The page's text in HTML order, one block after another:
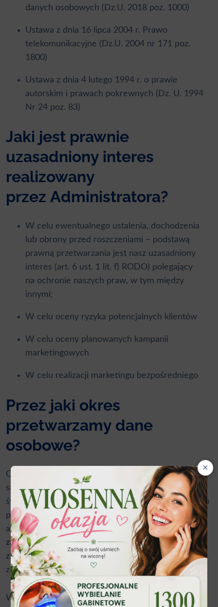
danych osobowych (Dz.U. 2018 poz. 1000)
Ustawa z dnia 16 lipca 2004 r. Prawo
telekomunikacyjne (Dz.U. 2004 nr 171 poz.
1800)
Ustawa z dnia 4 lutego 1994 r. o prawie
autorskim i prawach pokrewnych (Dz. U. 1994
Nr 24 poz. 83)
Jaki jest prawnie
uzasadniony interes
realizowany
przez Administratora?
W celu ewentualnego ustalenia, dochodzenia
lub obrony przed roszczeniami – podstawą
prawną przetwarzania jest nasz uzasadniony
interes (art. 6 ust. 1 lit. f) RODO) polegający
na ochronie naszych praw, w tym między
innymi;
W celu oceny ryzyka potencjalnych klientów
W celu oceny planowanych kampanii
marketingowych
W celu realizacji marketingu bezpośredniego
Przez jaki okres
przetwarzamy dane
osobowe?
Co do zasady, wskazane dane osobowe
są przechowywane wyłącznie przez okres
świadczenia usługi w ramach prowadzonego serwisu
przez Administratora. Są one usuwane lub
anonimizowane w okresie do30 dni od chwili
zakończenia świadczenia usług
(np. usunięcie
zarejestrowanego konta użytkownika, wypisanie
z listy Newsletter, itp.)
W wyjątkowych sytuacjach, w celu zabezpieczenie
×